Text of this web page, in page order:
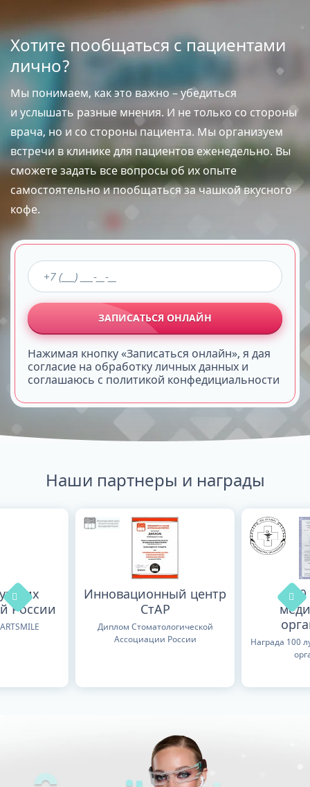
Хотите пообщаться с пациентами
лично?
Мы понимаем, как это важно – убедиться
и услышать разные мнения. И не только со стороны
врача, но и со стороны пациента. Мы организуем
встречи в клинике для пациентов еженедельно. Вы
сможете задать все вопросы об их опыте
самостоятельно и пообщаться за чашкой вкусного
кофе.
ЗАПИСАТЬСЯ ОНЛАЙН
Нажимая кнопку «Записаться онлайн», я дая
согласие на обработку личных данных и
соглашаюсь с политикой конфедициальности
Наши партнеры и награды
России
Инновационный центр
СтАР
Диплом Стоматологической
Ассоциации России
Награда 100